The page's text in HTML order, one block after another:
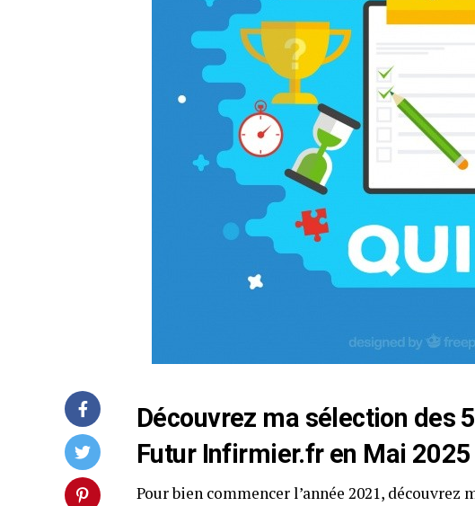
Découvrez ma sélection des
Futur Infirmier.fr en Mai 2025
Pour bien commencer l’année 2021,